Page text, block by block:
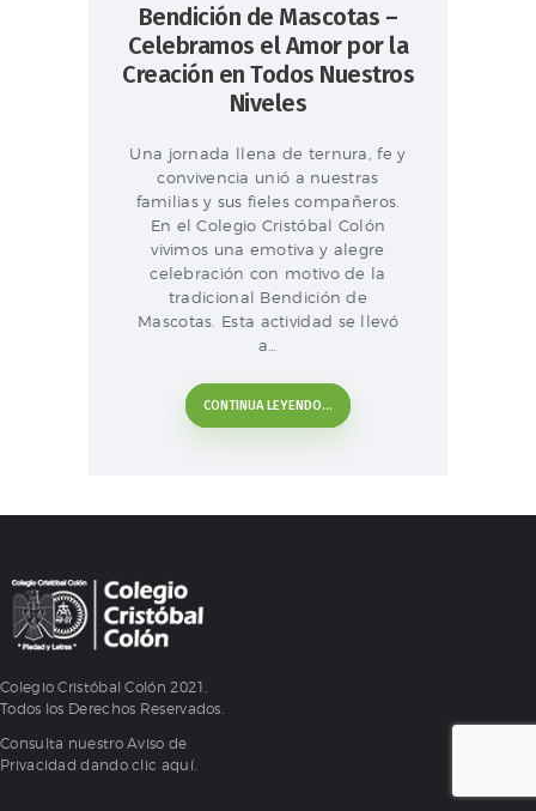
Bendición de Mascotas –
Celebramos el Amor por la
Creación en Todos Nuestros
Niveles
Una jornada llena de ternura, fe y
convivencia unió a nuestras
familias y sus fieles compañeros.
En el Colegio Cristóbal Colón
vivimos una emotiva y alegre
celebración con motivo de la
tradicional Bendición de
Mascotas. Esta actividad se llevó
a…
CONTINUA LEYENDO...
Colegio Cristóbal Colón 2021.
Todos los Derechos Reservados.
Consulta nuestro Aviso de
Privacidad dando clic aquí.